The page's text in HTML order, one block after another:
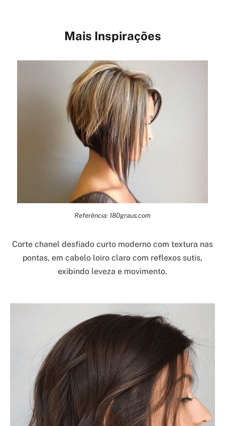
Mais Inspirações
Referência: 180graus.com
Corte chanel desfiado curto moderno com textura nas
pontas, em cabelo loiro claro com reflexos sutis,
exibindo leveza e movimento.